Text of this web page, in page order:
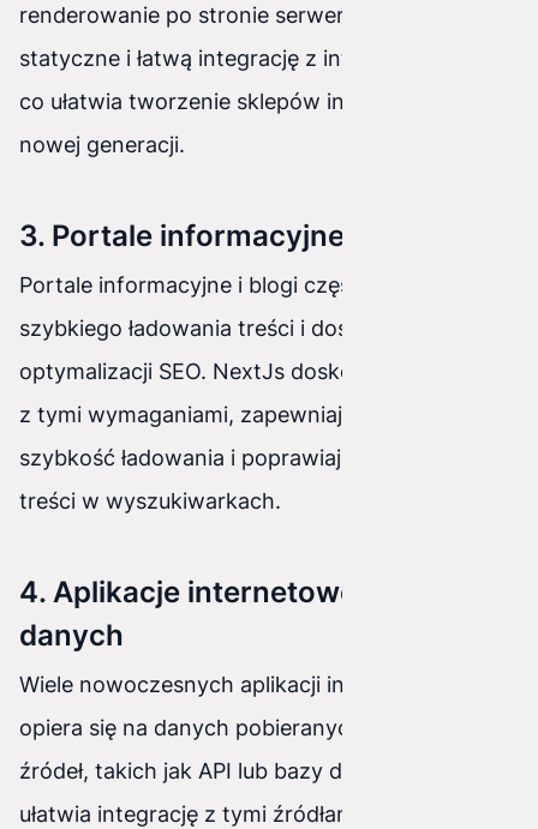
renderowanie po stronie serwera, generowanie
statyczne i łatwą integrację z interfejsami API,
co ułatwia tworzenie sklepów internetowych
nowej generacji.
3. Portale informacyjne i blogi
Portale informacyjne i blogi często wymagają
szybkiego ładowania treści i doskonałej
optymalizacji SEO. NextJs doskonale radzi sobie
z tymi wymaganiami, zapewniając niesamowitą
szybkość ładowania i poprawiając widoczność
treści w wyszukiwarkach.
4. Aplikacje internetowe oparte na
danych
Wiele nowoczesnych aplikacji internetowych
opiera się na danych pobieranych z różnych
źródeł, takich jak API lub bazy danych. NextJs
ułatwia integrację z tymi źródłami danych,